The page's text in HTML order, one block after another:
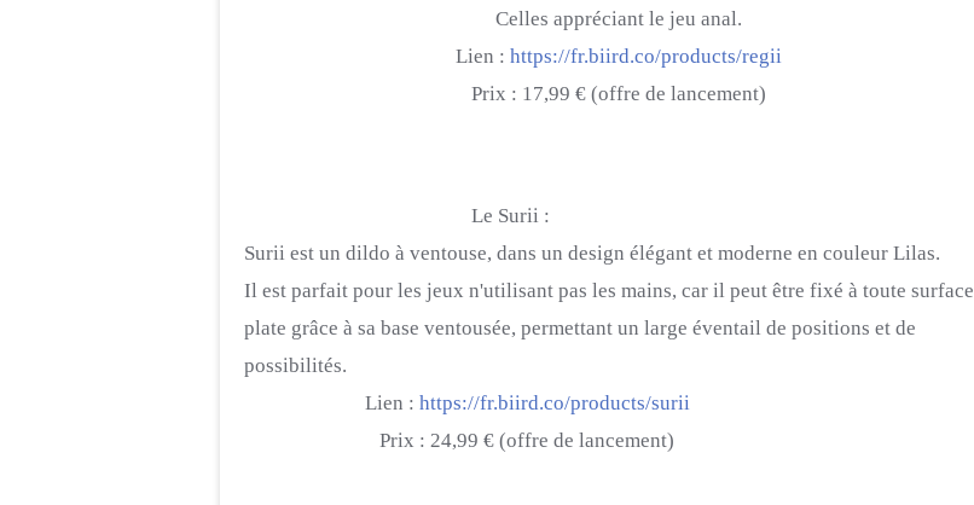
Celles appréciant le jeu anal.
Lien : https://fr.biird.co/products/regii
Prix : 17,99 € (offre de lancement)
Le Surii :
Surii est un dildo à ventouse, dans un design élégant et moderne en couleur Lilas.
Il est parfait pour les jeux n'utilisant pas les mains, car il peut être fixé à toute surface
plate grâce à sa base ventousée, permettant un large éventail de positions et de
possibilités.
Lien : https://fr.biird.co/products/surii
Prix : 24,99 € (offre de lancement)